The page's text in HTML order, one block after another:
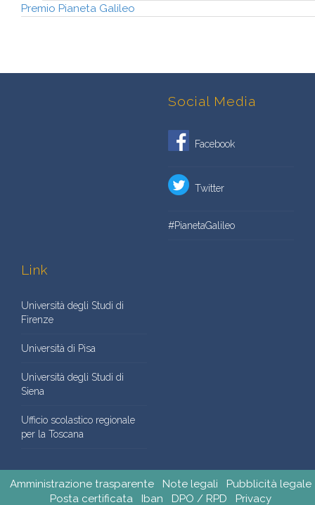
Premio Pianeta Galileo
Social Media
Facebook
Twitter
#PianetaGalileo
Link
Università degli Studi di
Firenze
Università di Pisa
Università degli Studi di
Siena
Ufficio scolastico regionale
per la Toscana
Amministrazione trasparente Note legali
Pubblicità legale
Posta certificata
Iban DPO / RPD Privacy